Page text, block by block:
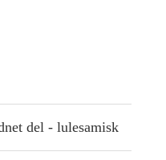
del - lulesamisk